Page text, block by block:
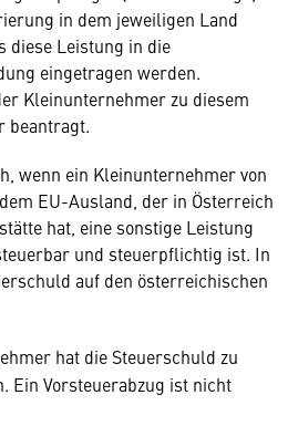
in dem jeweiligen Land
diese Leistung in die
eingetragen werden.
Kleinunternehmer zu diesem
beantragt.
wenn ein Kleinunternehmer von
EU-Ausland, der in Österreich
hat, eine sonstige Leistung
und steuerpflichtig ist. In
auf den österreichischen
hat die Steuerschuld zu
Ein Vorsteuerabzug ist nicht